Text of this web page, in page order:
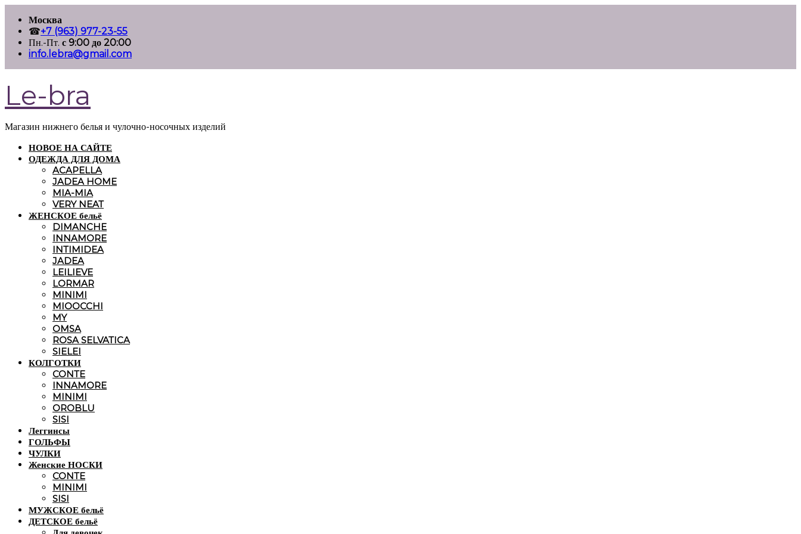
содержимому
Москва
☎+7 (963) 977-23-55
Пн.-Пт. с 9:00 до 20:00
info.lebra@gmail.com
Le-bra
Магазин нижнего белья и чулочно-носочных изделий
НОВОЕ НА САЙТЕ
ОДЕЖДА ДЛЯ ДОМА
ACAPELLA
JADEA HOME
MIA-MIA
VERY NEAT
ЖЕНСКОЕ бельё
DIMANCHE
INNAMORE
INTIMIDEA
JADEA
LEILIEVE
LORMAR
MINIMI
MIOOCCHI
MY
OMSA
ROSA SELVATICA
SIELEI
КОЛГОТКИ
CONTE
INNAMORE
MINIMI
OROBLU
SISI
Леггинсы
ГОЛЬФЫ
ЧУЛКИ
Женские НОСКИ
CONTE
MINIMI
SISI
МУЖСКОЕ бельё
ДЕТСКОЕ бельё